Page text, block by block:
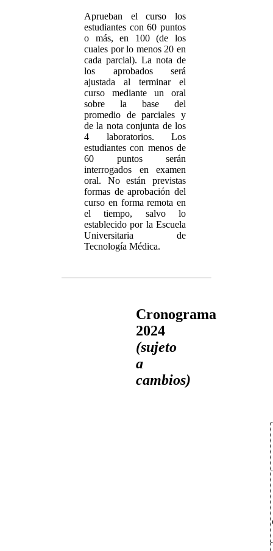
Aprueban el curso los
estudiantes con 60 puntos
o más, en 100 (de los
cuales por lo menos 20 en
cada parcial). La nota de
los aprobados será
ajustada al terminar el
curso mediante un oral
sobre la base del
promedio de parciales y
de la nota conjunta de los
4 laboratorios. Los
estudiantes con menos de
60 puntos serán
interrogados en examen
oral. No están previstas
formas de aprobación del
curso en forma remota en
el tiempo, salvo lo
establecido por la Escuela
Universitaria de
Tecnología Médica.
Cronograma
2024
(sujeto
a
cambios)